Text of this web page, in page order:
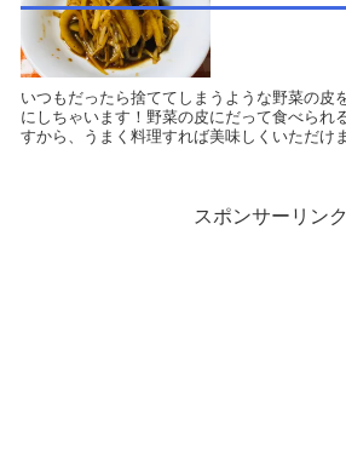
いつもだったら捨ててしまうような野菜の皮
にしちゃいます！野菜の皮にだって食べられ
すから、うまく料理すれば美味しくいただけ
スポンサーリンク